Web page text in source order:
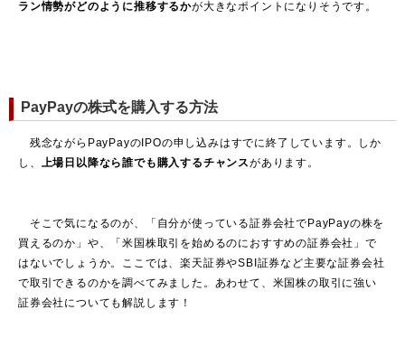
ラン情勢がどのように推移するかが大きなポイントになりそうです。
PayPayの株式を購入する方法
残念ながらPayPayのIPOの申し込みはすでに終了しています。しか
し、 上場日以降なら誰でも購入するチャンスがあります。
そこで気になるのが、「自分が使っている証券会社でPayPayの株を
買えるのか」や、「米国株取引を始めるのにおすすめの証券会社」で
はないでしょうか。ここでは、楽天証券やSBI証券など主要な証券会社
で取引できるのかを調べてみました。あわせて、米国株の取引に強い
証券会社についても解説します！